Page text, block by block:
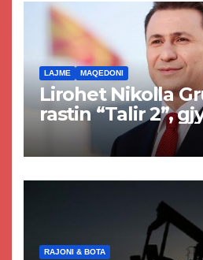
LAJME MAQEDONI
Lirohet Nikolla
rastin “Talir 2”,
akuzat për
paligjshëm të
RAJONI & BOTA